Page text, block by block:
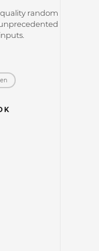
random